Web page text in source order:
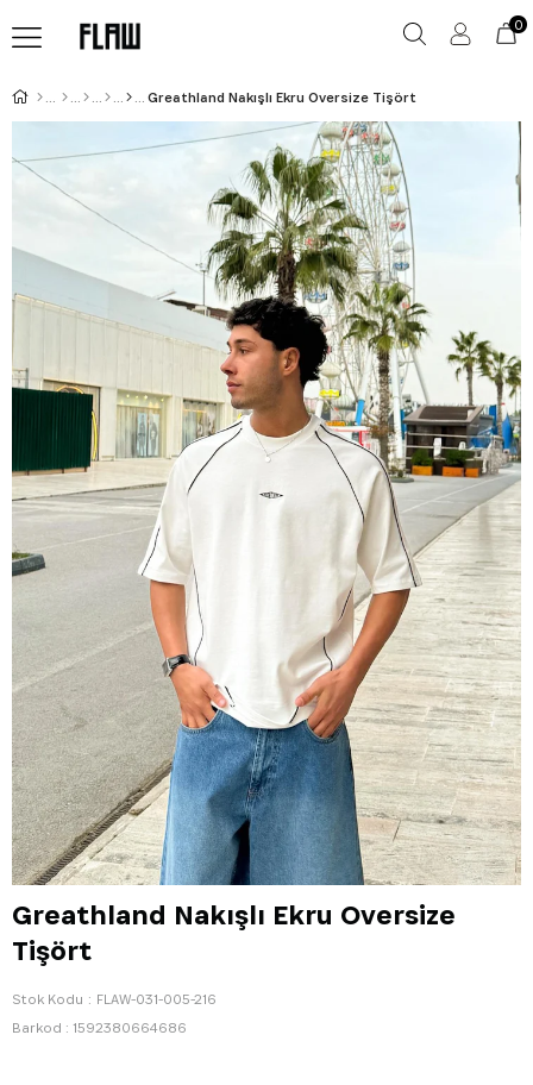
0
Greathland Nakışlı Ekru Oversize Tişört
Greathland Nakışlı Ekru Oversize
Tişört
Stok Kodu
FLAW-031-005-216
Barkod : 1592380664686